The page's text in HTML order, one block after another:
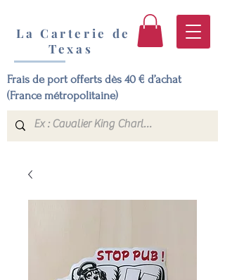
La Carterie de
Texas
Frais de port offerts dès 40 € d’achat
(France métropolitaine)